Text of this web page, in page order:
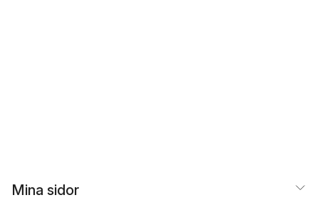
Mina sidor